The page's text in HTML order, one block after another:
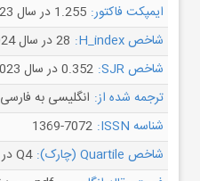
ایمپکت فاکتور: 1.255 در سال 2023
شاخص H_index:
28 در سال 2024
شاخص SJR:
0.352 در سال 2023
ترجمه شده از: انگلیسی به فارسی
شناسه ISSN:
1369-7072
شاخص Quartile (چارک):
Q4 در سال 2023